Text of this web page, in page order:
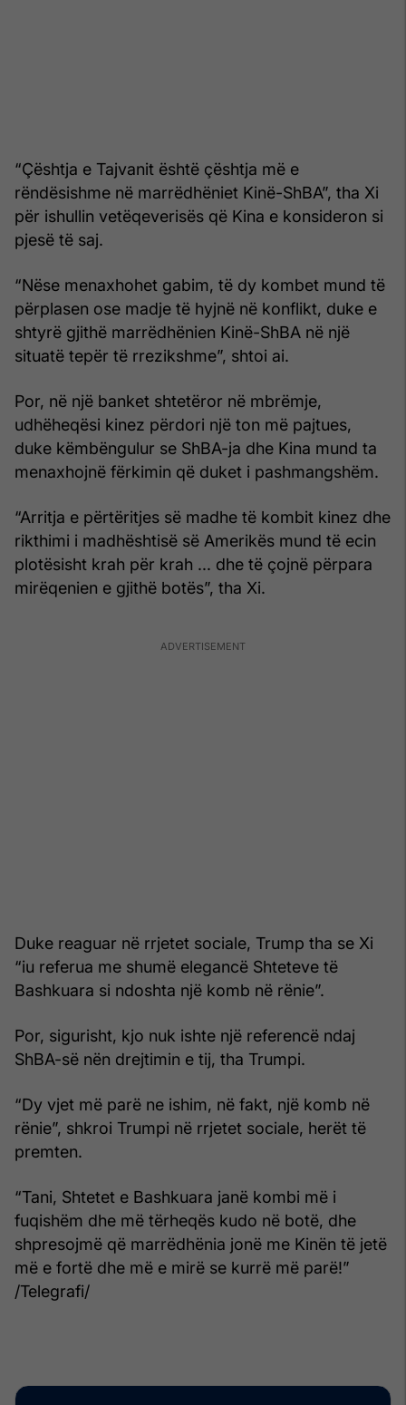
“Çështja e Tajvanit është çështja më e
rëndësishme në marrëdhëniet Kinë-ShBA”, tha Xi
për ishullin vetëqeverisës që Kina e konsideron si
pjesë të saj.
“Nëse menaxhohet gabim, të dy kombet mund të
përplasen ose madje të hyjnë në konflikt, duke e
shtyrë gjithë marrëdhënien Kinë-ShBA në një
situatë tepër të rrezikshme”, shtoi ai.
Por, në një banket shtetëror në mbrëmje,
udhëheqësi kinez përdori një ton më pajtues,
duke këmbëngulur se ShBA-ja dhe Kina mund ta
menaxhojnë fërkimin që duket i pashmangshëm.
“Arritja e përtëritjes së madhe të kombit kinez dhe
rikthimi i madhështisë së Amerikës mund të ecin
plotësisht krah për krah ... dhe të çojnë përpara
mirëqenien e gjithë botës”, tha Xi.
Duke reaguar në rrjetet sociale, Trump tha se Xi
“iu referua me shumë elegancë Shteteve të
Bashkuara si ndoshta një komb në rënie”.
Por, sigurisht, kjo nuk ishte një referencë ndaj
ShBA-së nën drejtimin e tij, tha Trumpi.
“Dy vjet më parë ne ishim, në fakt, një komb në
rënie”, shkroi Trumpi në rrjetet sociale, herët të
premten.
“Tani, Shtetet e Bashkuara janë kombi më i
fuqishëm dhe më tërheqës kudo në botë, dhe
shpresojmë që marrëdhënia jonë me Kinën të jetë
më e fortë dhe më e mirë se kurrë më parë!”
/Telegrafi/